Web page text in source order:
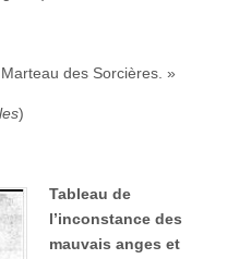
des Sorcières. »
)
Tableau de
l’inconstance des
mauvais anges et